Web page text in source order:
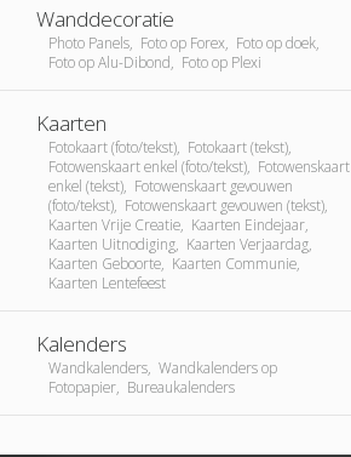
Wanddecoratie
Photo Panels, Foto op Forex, Foto op doek,
Foto op Alu-Dibond, Foto op Plexi
Kaarten
Fotokaart (foto/tekst), Fotokaart (tekst),
Fotowenskaart enkel (foto/tekst), Fotowenskaart
enkel (tekst), Fotowenskaart gevouwen
(foto/tekst), Fotowenskaart gevouwen (tekst),
Kaarten Vrije Creatie, Kaarten Eindejaar,
Kaarten Uitnodiging, Kaarten Verjaardag,
Kaarten Geboorte, Kaarten Communie,
Kaarten Lentefeest
Kalenders
Wandkalenders, Wandkalenders op
Fotopapier, Bureaukalenders